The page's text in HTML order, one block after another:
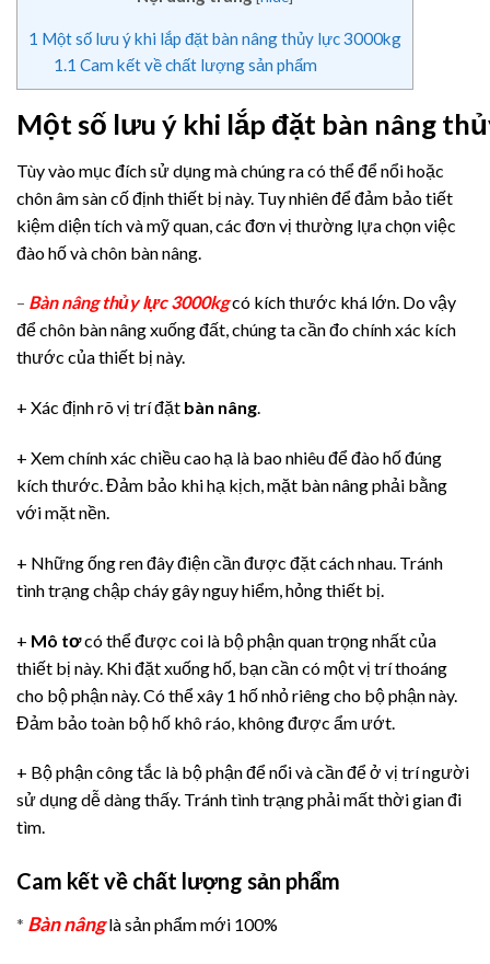
1 Một số lưu ý khi lắp đặt bàn nâng thủy lực 3000kg
1.1 Cam kết về chất lượng sản phẩm
Một số lưu ý khi lắp đặt bàn nâng
Tùy vào mục đích sử dụng mà chúng ra có thể để nổi hoặc
chôn âm sàn cố định thiết bị này. Tuy nhiên để đảm bảo tiết
kiệm diện tích và mỹ quan, các đơn vị thường lựa chọn việc
đào hố và chôn bàn nâng.
– Bàn nâng thủy lực 3000kgcó kích thước khá lớn. Do vậy
để chôn bàn nâng xuống đất, chúng ta cần đo chính xác kích
thước của thiết bị này.
+ Xác định rõ vị trí đặt bàn nâng.
+ Xem chính xác chiều cao hạ là bao nhiêu để đào hố đúng
kích thước. Đảm bảo khi hạ kịch, mặt bàn nâng phải bằng
với mặt nền.
+ Những ống ren đây điện cần được đặt cách nhau. Tránh
tình trạng chập cháy gây nguy hiểm, hỏng thiết bị.
+ Mô tơcó thể được coi là bộ phận quan trọng nhất của
thiết bị này. Khi đặt xuống hố, bạn cần có một vị trí thoáng
cho bộ phận này. Có thể xây 1 hố nhỏ riêng cho bộ phận này.
Đảm bảo toàn bộ hố khô ráo, không được ẩm ướt.
+ Bộ phận công tắc là bộ phận để nổi và cần để ở vị trí người
sử dụng dễ dàng thấy. Tránh tình trạng phải mất thời gian đi
tìm.
Cam kết về chất lượng sản phẩm
* Bàn nânglà sản phẩm mới 100%